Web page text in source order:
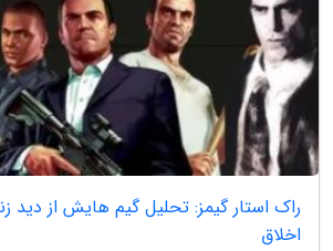
راک استار گیمز: تحلیل گیم هایش از دید
اخلاق